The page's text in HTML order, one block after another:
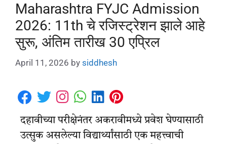
Maharashtra FYJC Admission
2026: 11th चे रजिस्ट्रेशन झाले आहे
सुरू, अंतिम तारीख 30 एप्रिल
April 11, 2026 by siddhesh
दहावीच्या परीक्षेनंतर अकरावीमध्ये प्रवेश घेण्यासाठी
उत्सुक असलेल्या विद्यार्थ्यांसाठी एक महत्त्वाची